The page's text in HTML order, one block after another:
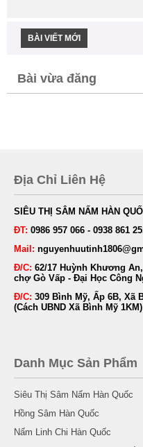
BÀI VIẾT MỚI
Bài vừa đăng
Địa Chỉ Liên Hệ
SIÊU THỊ SÂM NẤM HÀN
ĐT: 0986 957 066 - 0938 861
Mail:
Đ/C: 62/17 Huỳnh Khương
chợ Gò Vấp - Đại Học Công
Đ/C: 309 Bình Mỹ, Ấp 6B, Xã
(Cách UBND Xã Bình Mỹ 1KM)
Danh Mục Sản Phẩm
Siêu Thị Sâm Nấm Hàn Quốc
Hồng Sâm Hàn Quốc
Nấm Linh Chi Hàn Quốc